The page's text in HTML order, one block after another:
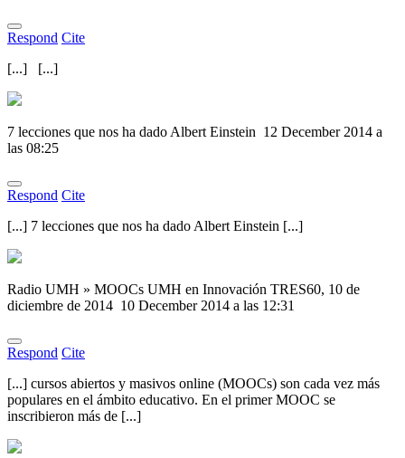
Respond Cite
[...] [...]
7 lecciones que nos ha dado Albert Einstein 12 December 2014 a
las 08:25
Respond Cite
[...] 7 lecciones que nos ha dado Albert Einstein [...]
Radio UMH » MOOCs UMH en Innovación TRES60, 10 de
diciembre de 2014 10 December 2014 a las 12:31
Respond Cite
[...] cursos abiertos y masivos online (MOOCs) son cada vez más
populares en el ámbito educativo. En el primer MOOC se
inscribieron más de [...]